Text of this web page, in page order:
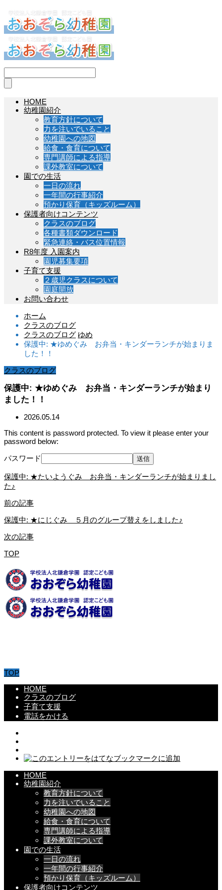
HOME
幼稚園紹介
教育方針について
力を注いでいること
幼稚園への地図
給食・食育について
専門講師による指導
課外教室について
園での生活
一日の流れ
一年間の行事紹介
預かり保育（キッズルーム）
保護者向けコンテンツ
クラスのブログ
各種書類ダウンロード
緊急連絡・バス位置情報
R8年度 入園案内
園児募集要項
子育て支援
２歳児クラスについて
園庭開放
お問い合わせ
ホーム
クラスのブログ
クラスのブログ ゆめ
保護中: ★ゆめぐみ お弁当・キンダーランチが始まりま
した！！
クラスのブログ
保護中: ★ゆめぐみ お弁当・キンダーランチが始まり
ました！！
2026.05.14
This content is password protected. To view it please enter your
password below:
パスワード
保護中: ★たいようぐみ お弁当・キンダーランチが始まりまし
た♪
前の記事
保護中: ★にじぐみ ５月のグループ替えをしました♪
次の記事
TOP
TOP
HOME
クラスのブログ
子育て支援
電話をかける
HOME
幼稚園紹介
教育方針について
力を注いでいること
幼稚園への地図
給食・食育について
専門講師による指導
課外教室について
園での生活
一日の流れ
一年間の行事紹介
預かり保育（キッズルーム）
保護者向けコンテンツ